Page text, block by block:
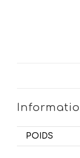
POIDS